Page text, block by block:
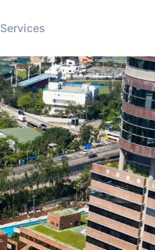
Services